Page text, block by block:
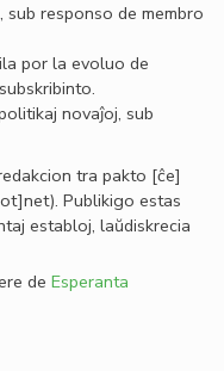
responso de membro
por la evoluo de
novaĵoj, sub
tra pakto [ĉe]
. Publikigo estas
establoj, laŭdiskrecia
de Esperanta